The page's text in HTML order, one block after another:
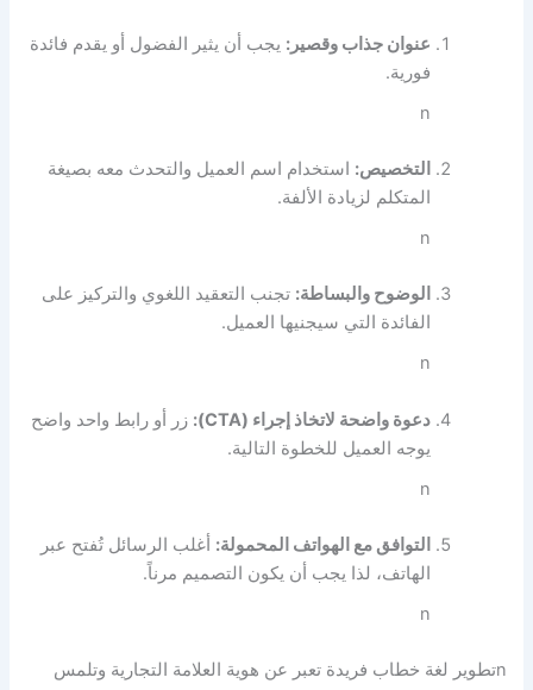
عنوان جذاب وقصير: يجب أن يثير الفضول أو يقدم فائدة
فورية.
n
التخصيص: استخدام اسم العميل والتحدث معه بصيغة
المتكلم لزيادة الألفة.
n
الوضوح والبساطة: تجنب التعقيد اللغوي والتركيز على
الفائدة التي سيجنيها العميل.
n
دعوة واضحة لاتخاذ إجراء (CTA):
زر أو رابط واحد واضح
يوجه العميل للخطوة التالية.
n
التوافق مع الهواتف المحمولة: أغلب الرسائل تُفتح عبر
الهاتف، لذا يجب أن يكون التصميم مرناً.
n
nتطوير لغة خطاب فريدة تعبر عن هوية العلامة التجارية وتلمس